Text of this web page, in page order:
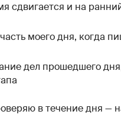
сдвигается и на
моего дня, когда
дел прошедшего
в течение дня —